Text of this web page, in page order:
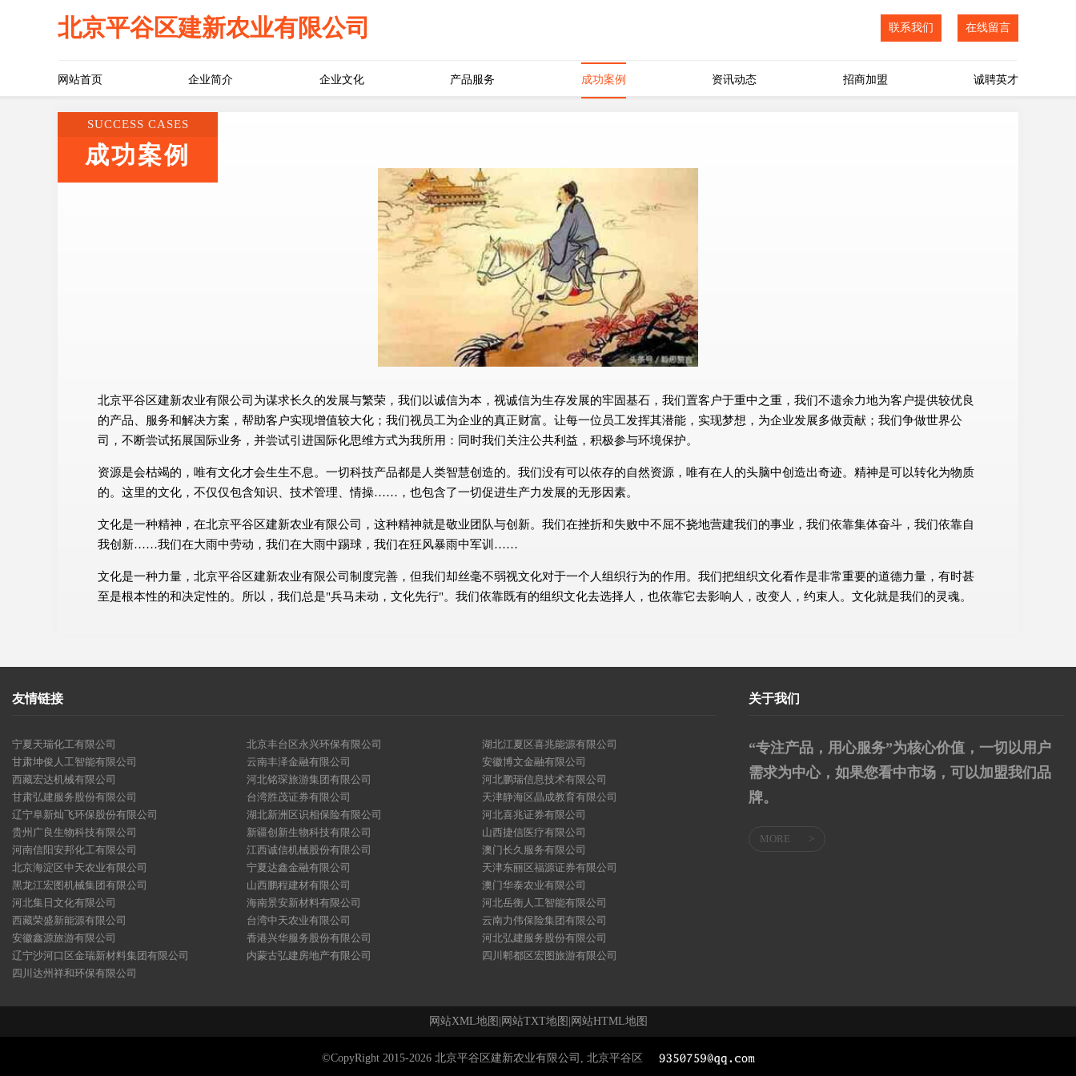
北京平谷区建新农业有限公司 联系我们 在线留言
网站首页 企业简介 企业文化 产品服务 成功案例 资讯动态 招商加盟 诚聘英才
SUCCESS CASES
成功案例
北京平谷区建新农业有限公司为谋求长久的发展与繁荣，我们以诚信为本，视诚信为生存发展的牢固基石，我们置客户于重中之重，我们不遗余力地为客户提供较优良
的产品、服务和解决方案，帮助客户实现增值较大化；我们视员工为企业的真正财富。让每一位员工发挥其潜能，实现梦想，为企业发展多做贡献；我们争做世界公
司，不断尝试拓展国际业务，并尝试引进国际化思维方式为我所用：同时我们关注公共利益，积极参与环境保护。
资源是会枯竭的，唯有文化才会生生不息。一切科技产品都是人类智慧创造的。我们没有可以依存的自然资源，唯有在人的头脑中创造出奇迹。精神是可以转化为物质
的。这里的文化，不仅仅包含知识、技术管理、情操……，也包含了一切促进生产力发展的无形因素。
文化是一种精神，在北京平谷区建新农业有限公司，这种精神就是敬业团队与创新。我们在挫折和失败中不屈不挠地营建我们的事业，我们依靠集体奋斗，我们依靠自
我创新……我们在大雨中劳动，我们在大雨中踢球，我们在狂风暴雨中军训……
文化是一种力量，北京平谷区建新农业有限公司制度完善，但我们却丝毫不弱视文化对于一个人组织行为的作用。我们把组织文化看作是非常重要的道德力量，有时甚
至是根本性的和决定性的。所以，我们总是"兵马未动，文化先行"。我们依靠既有的组织文化去选择人，也依靠它去影响人，改变人，约束人。文化就是我们的灵魂。
友情链接
宁夏天瑞化工有限公司 北京丰台区永兴环保有限公司
湖北江夏区喜兆能源有限公司
甘肃坤俊人工智能有限公司
云南丰泽金融有限公司
安徽博文金融有限公司
西藏宏达机械有限公司
河北铭琛旅游集团有限公司
河北鹏瑞信息技术有限公司
甘肃弘建服务股份有限公司
台湾胜茂证券有限公司
天津静海区晶成教育有限公司
辽宁阜新灿飞环保股份有限公司
湖北新洲区识相保险有限公司
河北喜兆证券有限公司
贵州广良生物科技有限公司
新疆创新生物科技有限公司
山西捷信医疗有限公司
河南信阳安邦化工有限公司
江西诚信机械股份有限公司
澳门长久服务有限公司
北京海淀区中天农业有限公司
宁夏达鑫金融有限公司
天津东丽区福源证券有限公司
黑龙江宏图机械集团有限公司
山西鹏程建材有限公司
澳门华泰农业有限公司
河北集日文化有限公司
海南景安新材料有限公司
河北岳衡人工智能有限公司
西藏荣盛新能源有限公司
台湾中天农业有限公司
云南力伟保险集团有限公司
安徽鑫源旅游有限公司
香港兴华服务股份有限公司
河北弘建服务股份有限公司
辽宁沙河口区金瑞新材料集团有限公司
内蒙古弘建房地产有限公司
四川郫都区宏图旅游有限公司
四川达州祥和环保有限公司
关于我们
“专注产品，用心服务”为核心价值，一切以用户
需求为中心，如果您看中市场，可以加盟我们品
牌。
MORE >
网站XML地图 网站TXT地图 网站HTML地图
©CopyRight 2015-2026 北京平谷区建新农业有限公司, 北京平谷区